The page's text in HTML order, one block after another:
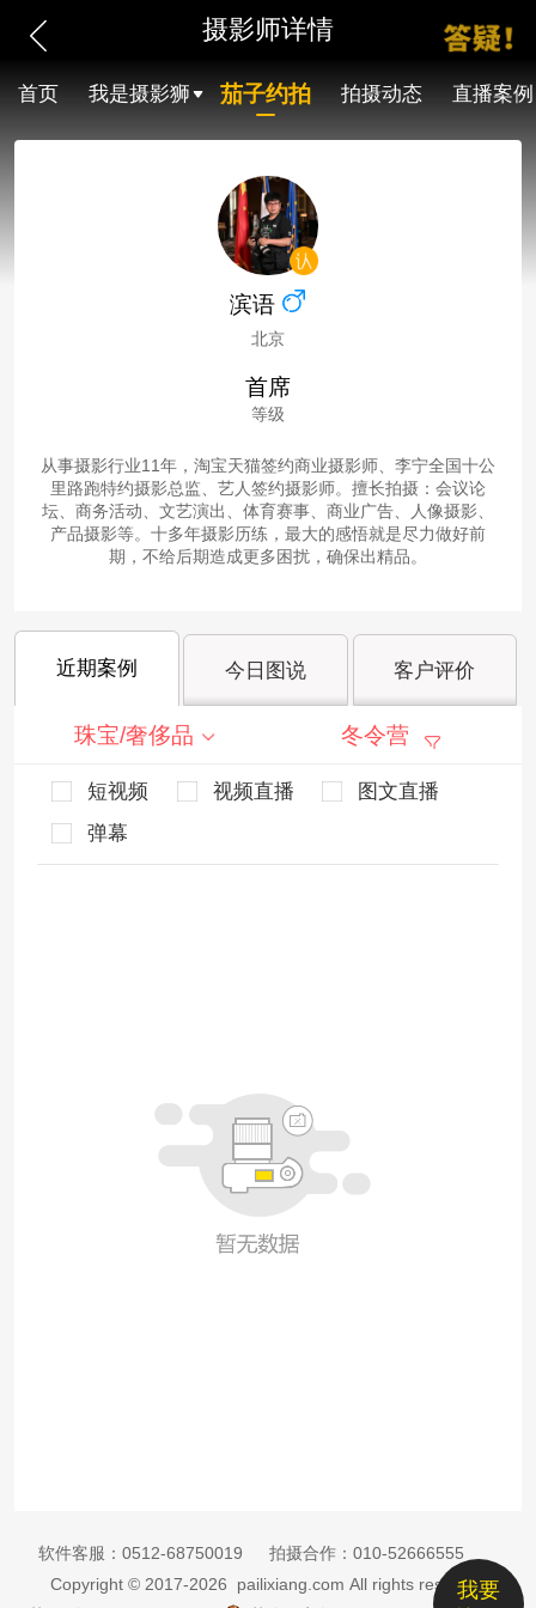
摄影师详情
首页 我是摄影狮 茄子约拍 拍摄动态 直播案例
滨语
北京
首席
等级
从事摄影行业11年，淘宝天猫签约商业摄影师、李宁全国十公
里路跑特约摄影总监、艺人签约摄影师。擅长拍摄：会议论
坛、商务活动、文艺演出、体育赛事、商业广告、人像摄影、
产品摄影等。十多年摄影历练，最大的感悟就是尽力做好前
期，不给后期造成更多困扰，确保出精品。
近期案例 今日图说 客户评价
珠宝/奢侈品 冬令营
短视频 视频直播
图文直播
弹幕
我要
软件客服： 0512-68750019 拍摄合作： 010-52666555
Copyright © 2017-2026 pailixiang.com All rights reserved